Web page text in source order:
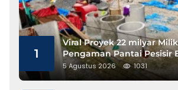
1
Viral Proyek 22 milyar
Pengaman Pantai Pesisir
Gunakan Besi Banci
5 Agustus 2026 1031